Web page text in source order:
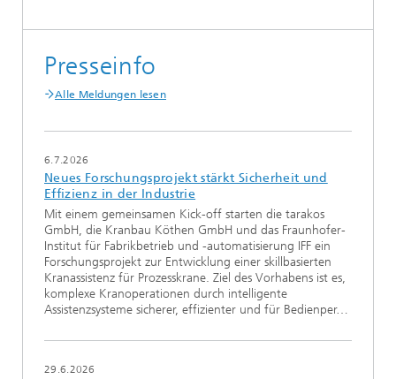
Presseinfo
Alle Meldungen lesen
6.7.2026
Neues Forschungsprojekt stärkt Sicherheit und
Effizienz in der Industrie
Mit einem gemeinsamen Kick-off starten die tarakos
GmbH, die Kranbau Köthen GmbH und das Fraunhofer-
Institut für Fabrikbetrieb und -automatisierung IFF ein
Forschungsprojekt zur Entwicklung einer skillbasierten
Kranassistenz für Prozesskrane. Ziel des Vorhabens ist es,
komplexe Kranoperationen durch intelligente
Assistenzsysteme sicherer, effizienter und für Bedienper…
29.6.2026